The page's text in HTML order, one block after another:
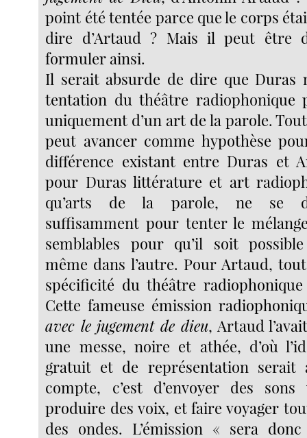
point été tentée parce que le corps
dire d’Artaud ? Mais il peut être
formuler ainsi.
Il serait absurde de dire que Duras
tentation du théâtre radiophonique
uniquement d’un art de la parole.
peut avancer comme hypothèse
différence existant entre Duras et
pour Duras littérature et art
qu’arts de la parole, ne se
suffisamment pour tenter le
semblables pour qu’il soit
même dans l’autre. Pour Artaud,
spécificité du théâtre
Cette fameuse émission
avec le jugement de dieu, Artaud
une messe, noire et athée, d’où
gratuit et de représentation serait
compte, c’est d’envoyer des sons
produire des voix, et faire voyager
des ondes. L’émission « sera